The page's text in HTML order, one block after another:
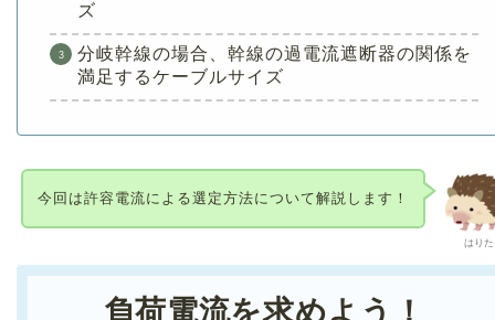
ズ
分岐幹線の場合、幹線の過電流遮断器の関係を
満足するケーブルサイズ
はりた
今回は許容電流による選定方法について解説します！
負荷電流を求めよう！